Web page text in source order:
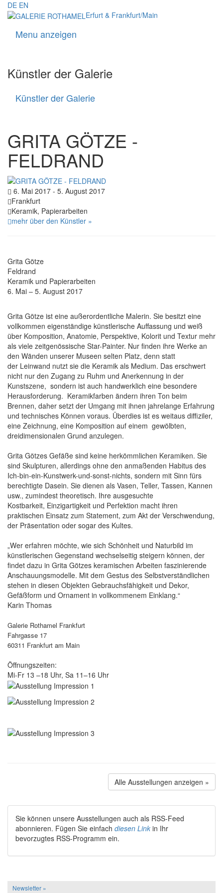
DE EN
Erfurt & Frankfurt/Main
Menu anzeigen
Künstler der Galerie
Künstler der Galerie
GRITA GÖTZE -
FELDRAND
6. Mai 2017 - 5. August 2017
Frankfurt
Keramik, Papierarbeiten
mehr über den Künstler »
Grita Götze
Feldrand
Keramik und Papierarbeiten
6. Mai – 5. August 2017
Grita Götze ist eine außerordentliche Malerin. Sie besitzt eine
vollkommen eigenständige künstlerische Auffassung und weiß
über Komposition, Anatomie, Perspektive, Kolorit und Textur mehr
als viele zeitgenössische Star-Painter. Nur finden ihre Werke an
den Wänden unserer Museen selten Platz, denn statt
der Leinwand nutzt sie die Keramik als Medium. Das erschwert
nicht nur den Zugang zu Ruhm und Anerkennung in der
Kunstszene, sondern ist auch handwerklich eine besondere
Herausforderung. Keramikfarben ändern ihren Ton beim
Brennen, daher setzt der Umgang mit ihnen jahrelange Erfahrung
und technisches Können voraus. Überdies ist es weitaus diffiziler,
eine Zeichnung, eine Komposition auf einem gewölbten,
dreidimensionalen Grund anzulegen.
Grita Götzes Gefäße sind keine herkömmlichen Keramiken. Sie
sind Skulpturen, allerdings ohne den anmaßenden Habitus des
Ich-bin-ein-Kunstwerk-und-sonst-nichts, sondern mit Sinn fürs
berechtigte Dasein. Sie dienen als Vasen, Teller, Tassen, Kannen
usw., zumindest theoretisch. Ihre ausgesuchte
Kostbarkeit, Einzigartigkeit und Perfektion macht ihren
praktischen Einsatz zum Statement, zum Akt der Verschwendung,
der Präsentation oder sogar des Kultes.
„Wer erfahren möchte, wie sich Schönheit und Naturbild im
künstlerischen Gegenstand wechselseitig steigern können, der
findet dazu in Grita Götzes keramischen Arbeiten faszinierende
Anschauungsmodelle. Mit dem Gestus des Selbstverständlichen
stehen in diesen Objekten Gebrauchsfähigkeit und Dekor,
Gefäßform und Ornament in vollkommenem Einklang.“
Karin Thomas
Galerie Rothamel Frankfurt
Fahrgasse 17
60311 Frankfurt am Main
Öffnungszeiten:
Mi-Fr 13 –18 Uhr, Sa 11–16 Uhr
Alle Ausstellungen anzeigen »
Sie können unsere Ausstellungen auch als RSS-Feed
abonnieren. Fügen Sie einfach diesen Link in Ihr
bevorzugtes RSS-Programm ein.
Newsletter »